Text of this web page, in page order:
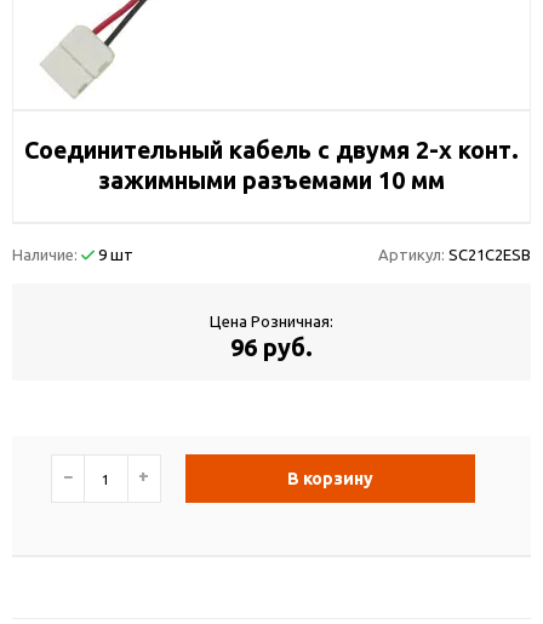
Соединительный кабель с двумя 2-х конт.
зажимными разъемами 10 мм
Наличие: 9 шт Артикул: SC21C2ESB
Цена Розничная:
96 руб.
− + В корзину